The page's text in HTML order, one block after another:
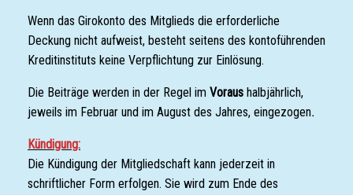
Wenn das Girokonto des Mitglieds die erforderliche
Deckung nicht aufweist, besteht seitens des kontoführenden
Kreditinstituts keine Verpflichtung zur Einlösung.
Die Beiträge werden in der Regel im Voraus halbjährlich,
jeweils im Februar und im August des Jahres, eingezogen.
Kündigung:
Die Kündigung der Mitgliedschaft kann jederzeit in
schriftlicher Form erfolgen. Sie wird zum Ende des